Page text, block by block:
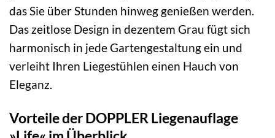
das Sie über Stunden hinweg genießen werden.
Das zeitlose Design in dezentem Grau fügt sich
harmonisch in jede Gartengestaltung ein und
verleiht Ihren Liegestühlen einen Hauch von
Eleganz.
Vorteile der DOPPLER Liegenauflage